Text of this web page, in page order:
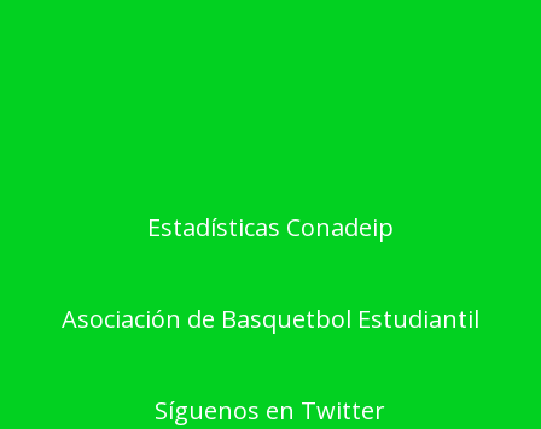
Estadísticas Conadeip
Asociación de Basquetbol Estudiantil
Síguenos en Twitter